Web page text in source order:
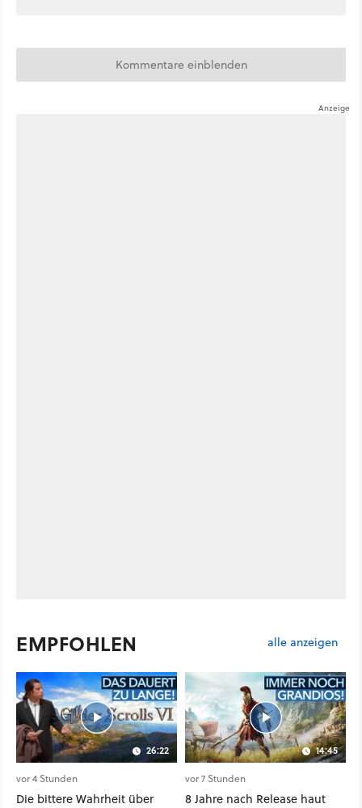
Kommentare einblenden
EMPFOHLEN alle anzeigen
26:22
vor 4 Stunden
Die bittere Wahrheit über
14:45
vor 7 Stunden
8 Jahre nach Release haut